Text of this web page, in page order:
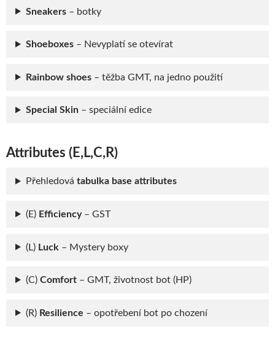
Sneakers– botky
Shoeboxes– Nevyplatí se otevírat
Rainbow shoes– těžba GMT, na jedno použití
Special Skin– speciální edice
Attributes (E,L,C,R)
Přehledová tabulka base attributes
(E) Efficiency– GST
(L) Luck – Mystery boxy
(C) Comfort– GMT, životnost bot (HP)
(R) Resilience – opotřebení bot po chození